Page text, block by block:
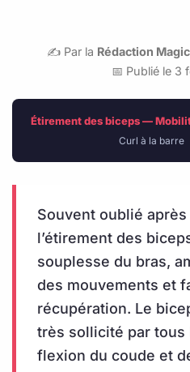
✍️ Par la Rédaction
📅 Publié le 3
Étirement des biceps —
Curl à la barre
Souvent oublié
l’étirement des
souplesse du bras,
des mouvements et
récupération. Le
très sollicité par tous
flexion du coude et